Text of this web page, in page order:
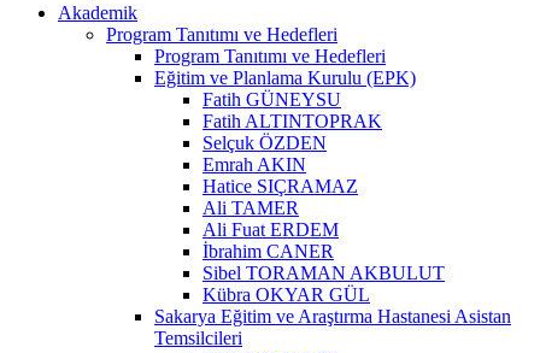
Akademik
Program Tanıtımı ve Hedefleri
Program Tanıtımı ve Hedefleri
Eğitim ve Planlama Kurulu (EPK)
Fatih GÜNEYSU
Fatih ALTINTOPRAK
Selçuk ÖZDEN
Emrah AKIN
Hatice SIÇRAMAZ
Ali TAMER
Ali Fuat ERDEM
İbrahim CANER
Sibel TORAMAN AKBULUT
Kübra OKYAR GÜL
Sakarya Eğitim ve Araştırma Hastanesi Asistan
Temsilcileri